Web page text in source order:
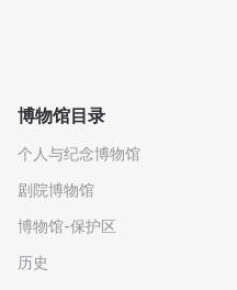
博物馆目录
个人与纪念博物馆
剧院博物馆
博物馆-保护区
历史